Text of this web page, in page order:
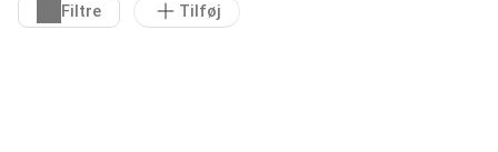
Filtre Tilføj